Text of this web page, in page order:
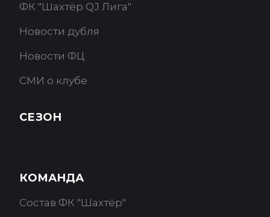
ФК "Шахтёр QJ Лига"
Новости дубля
Новости ФЦ
СМИ о клубе
СЕЗОН
КОМАНДА
Состав ФК "Шахтёр"